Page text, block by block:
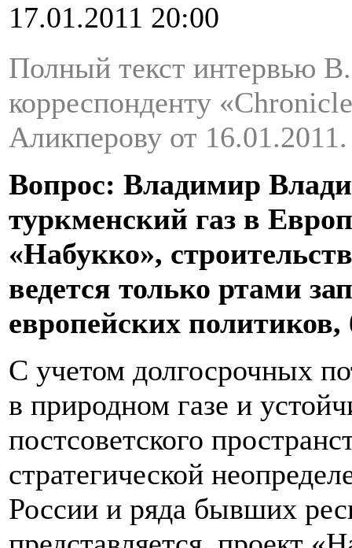
17.01.2011 20:00
Полный текст интервью
корреспонденту
Аликперову от 16.01.2011.
Вопрос: Владимир
туркменский газ в
«Набукко»,
ведется только ртами
европейских политиков,
С учетом долгосрочных
в природном газе и
постсоветского
стратегической
России и ряда бывших